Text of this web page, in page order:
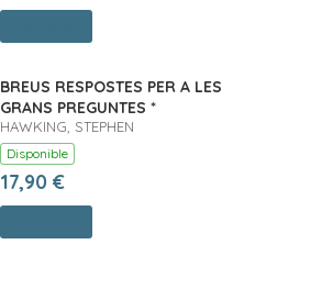
BREUS RESPOSTES PER A LES
GRANS PREGUNTES *
HAWKING, STEPHEN
Disponible
17,90 €